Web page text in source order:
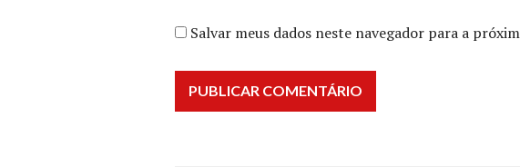
Salvar meus dados neste navegador para a